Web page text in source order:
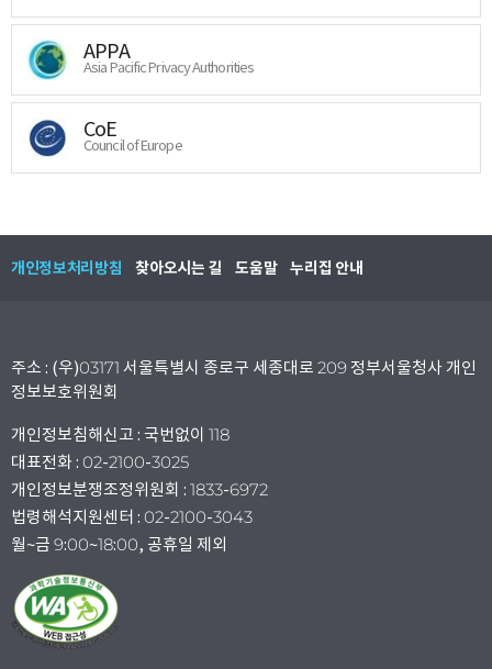
APPA
Asia Pacific Privacy Authorities
CoE
Council of Europe
개인정보처리방침 찾아오시는 길 도움말 누리집 안내
주소 : (우)03171 서울특별시 종로구 세종대로 209 정부서울청사 개인
정보보호위원회
개인정보침해신고 : 국번없이 118
대표전화 : 02-2100-3025
개인정보분쟁조정위원회 : 1833-6972
법령해석지원센터 : 02-2100-3043
월~금 9:00~18:00, 공휴일 제외